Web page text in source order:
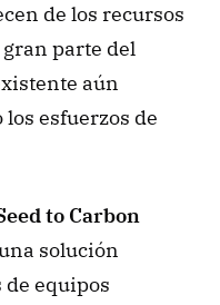
de los recursos
parte del
aún
esfuerzos de
to Carbon
solución
equipos